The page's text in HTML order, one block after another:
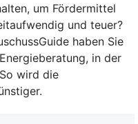
um Fördermittel
und teuer?
haben Sie
in der
wird die